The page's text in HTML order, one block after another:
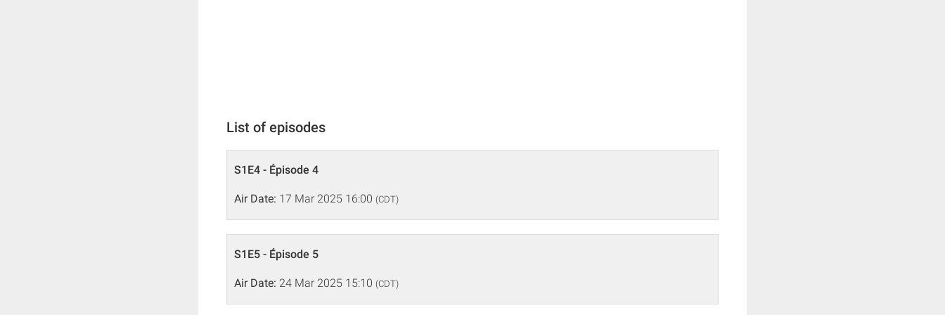
List of episodes
S1E4 - Épisode 4
Air Date: 17 Mar 2025 16:00 (CDT)
S1E5 - Épisode 5
Air Date: 24 Mar 2025 15:10 (CDT)